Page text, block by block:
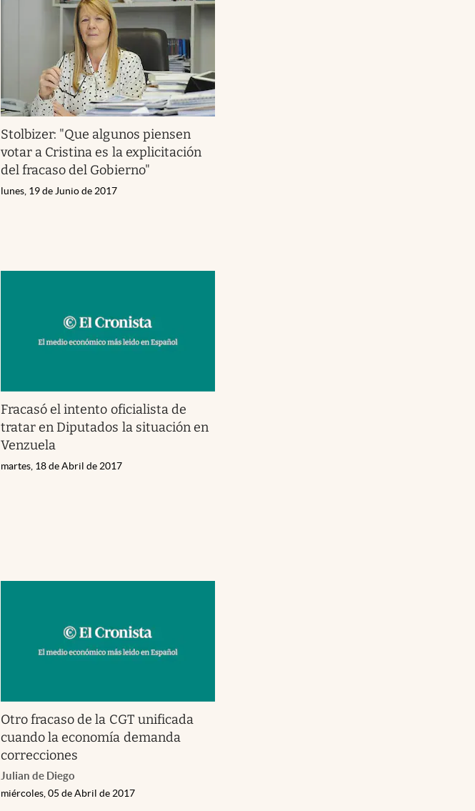
Stolbizer: "Que algunos piensen
votar a Cristina es la explicitación
del fracaso del Gobierno"
lunes, 19 de Junio de 2017
Fracasó el intento oficialista de
tratar en Diputados la situación en
Venzuela
martes, 18 de Abril de 2017
Otro fracaso de la CGT unificada
cuando la economía demanda
correcciones
Julian de Diego
miércoles, 05 de Abril de 2017